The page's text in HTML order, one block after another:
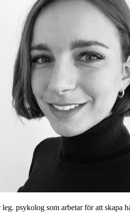
psykolog som arbetar för att skapa